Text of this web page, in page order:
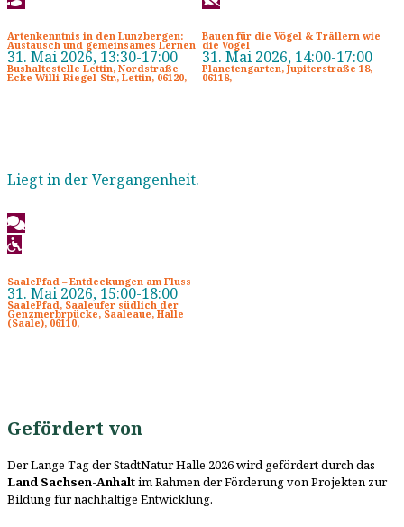
Artenkenntnis in den Lunzbergen:
Austausch und gemeinsames Lernen
31. Mai 2026, 13:30-17:00
Bushaltestelle Lettin, Nordstraße
Ecke Willi-Riegel-Str., Lettin, 06120,
Bauen für die Vögel & Trällern wie
die Vögel
31. Mai 2026, 14:00-17:00
Planetengarten, Jupiterstraße 18,
06118,
Liegt in der Vergangenheit.
SaalePfad – Entdeckungen am Fluss
31. Mai 2026, 15:00-18:00
SaalePfad, Saaleufer südlich der
Genzmerbrpücke, Saaleaue, Halle
(Saale), 06110,
Gefördert von
Der Lange Tag der StadtNatur Halle 2026 wird gefördert durch das
Land Sachsen-Anhaltim Rahmen der Förderung von Projekten zur
Bildung für nachhaltige Entwicklung.